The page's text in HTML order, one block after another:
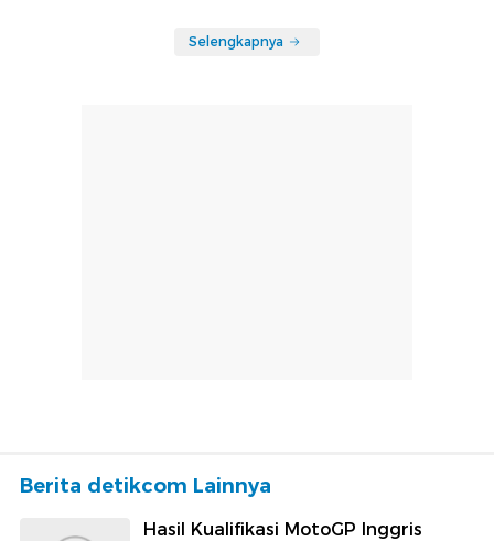
Selengkapnya
Berita detikcom Lainnya
Hasil Kualifikasi MotoGP Inggris